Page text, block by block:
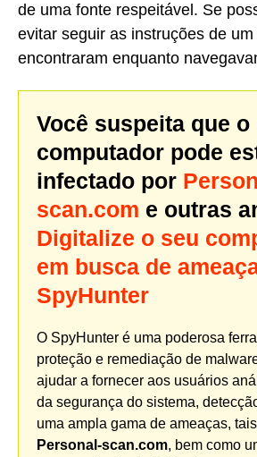
de uma fonte respeitável. Se
evitar seguir as instruções de
encontraram enquanto
Você suspeita que o
computador pode
infectado por
scan.com e outras
Digitalize o seu
em busca de
SpyHunter
O SpyHunter é uma poderosa
proteção e remediação de
ajudar a fornecer aos usuários
da segurança do sistema,
uma ampla gama de ameaças,
Personal-scan.com, bem como